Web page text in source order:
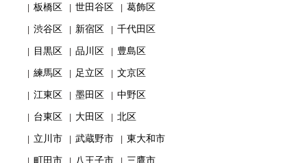
板橋区
世田谷区
葛飾区
渋谷区
新宿区
千代田区
目黒区
品川区
豊島区
練馬区
足立区
文京区
江東区
墨田区
中野区
台東区
大田区
北区
立川市
武蔵野市
東大和市
町田市
八王子市 三鷹市